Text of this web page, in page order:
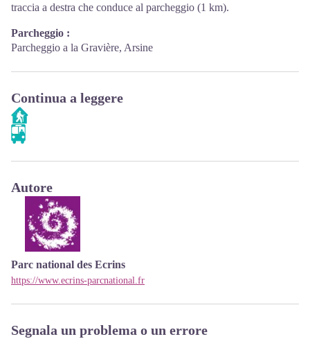
traccia a destra che conduce al parcheggio (1 km).
Parcheggio :
Parcheggio a la Gravière, Arsine
Continua a leggere
Autore
Parc national des Ecrins
https://www.ecrins-parcnational.fr
Segnala un problema o un errore